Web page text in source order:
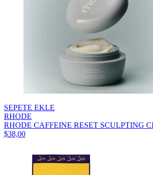
SEPETE EKLE
RHODE
RHODE CAFFEINE RESET SCULPTING
$38,00